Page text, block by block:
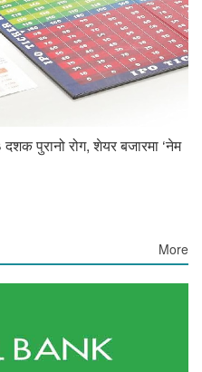
पुरानो रोग, शेयर बजारमा ‘नेम
More